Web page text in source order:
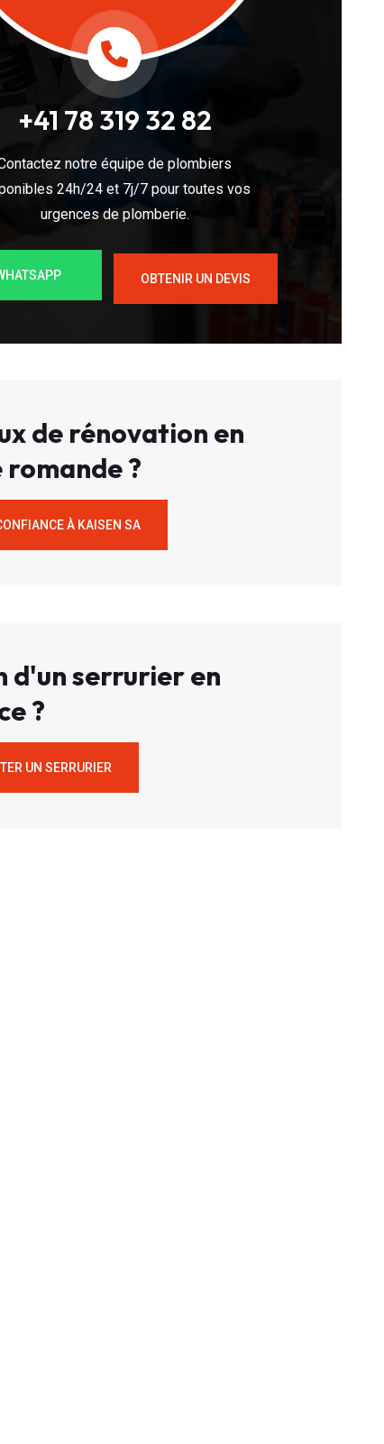
+41 78 319 32 82
notre équipe de plombiers
24h/24 et 7j/7 pour toutes vos
urgences de plomberie.
OBTENIR UN DEVIS
de rénovation en
romande ?
À KAISEN SA
d'un serrurier en
?
UN SERRURIER